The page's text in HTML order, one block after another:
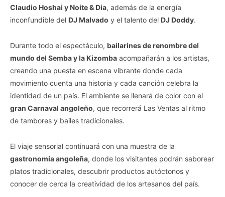
Claudio Hoshai y Noite & Dia, además de la energía
inconfundible del DJ Malvado y el talento del DJ Doddy.
Durante todo el espectáculo, bailarines de renombre del
mundo del Semba y la Kizomba acompañarán a los artistas,
creando una puesta en escena vibrante donde cada
movimiento cuenta una historia y cada canción celebra la
identidad de un país. El ambiente se llenará de color con el
gran Carnaval angoleño, que recorrerá Las Ventas al ritmo
de tambores y bailes tradicionales.
El viaje sensorial continuará con una muestra de la
gastronomía angoleña, donde los visitantes podrán saborear
platos tradicionales, descubrir productos autóctonos y
conocer de cerca la creatividad de los artesanos del país.